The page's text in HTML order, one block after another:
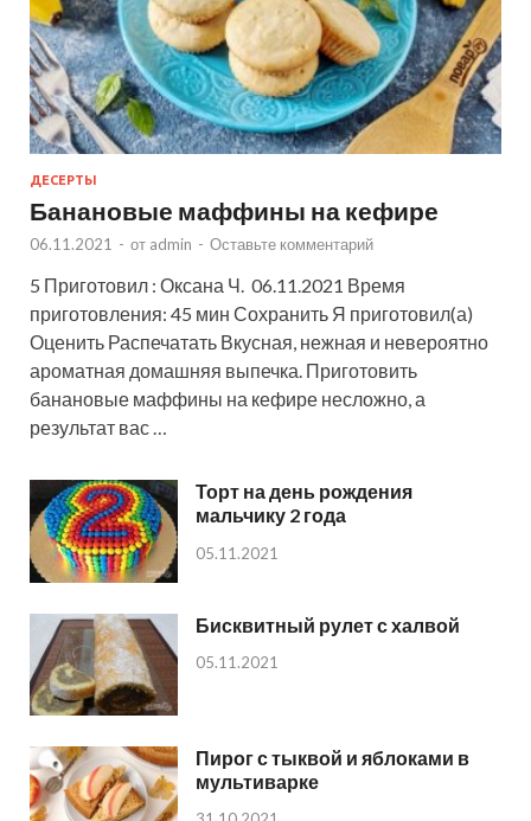
ДЕСЕРТЫ
Банановые маффины на кефире
06.11.2021 - от admin - Оставьте комментарий
5 Приготовил : Оксана Ч. 06.11.2021 Время
приготовления: 45 мин Сохранить Я приготовил(а)
Оценить Распечатать Вкусная, нежная и невероятно
ароматная домашняя выпечка. Приготовить
банановые маффины на кефире несложно, а
результат вас …
Торт на день рождения
мальчику 2 года
05.11.2021
Бисквитный рулет с халвой
05.11.2021
Пирог с тыквой и яблоками в
мультиварке